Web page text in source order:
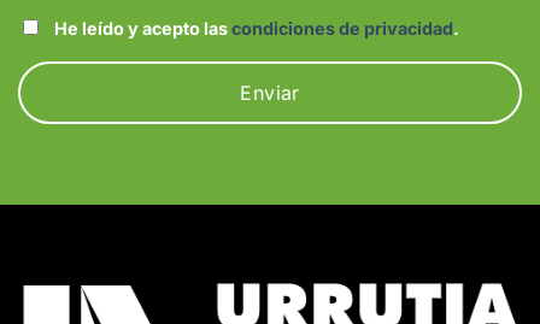
He leído y acepto lascondiciones de privacidad.